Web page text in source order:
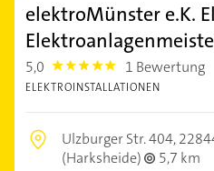
elektroMünster e.K.
5,0 5.0 1 Bewertung
ELEKTROINSTALLATIONEN
Ulzburger Str. 404,
(Harksheide)
5,7 km